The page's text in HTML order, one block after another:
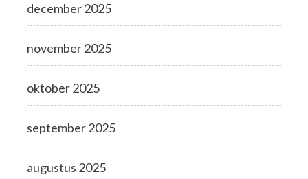
december 2025
november 2025
oktober 2025
september 2025
augustus 2025